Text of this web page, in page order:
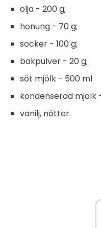
olja - 200 g;
honung - 70 g;
socker - 100 g;
bakpulver - 20 g;
söt mjölk - 500 ml
kondenserad mjölk
vanilj, nötter.